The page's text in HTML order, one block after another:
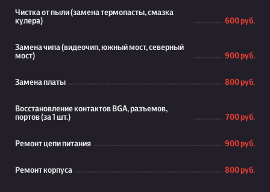
Чистка от пыли (замена термопасты, смазка
кулера)
600 руб.
Замена чипа (видеочип, южный мост, северный
мост)
900 руб.
Замена платы 800 руб.
Восстановление контактов BGA, разъемов,
портов (за 1 шт.)
700 руб.
Ремонт цепи питания 900 руб.
Ремонт корпуса 800 руб.